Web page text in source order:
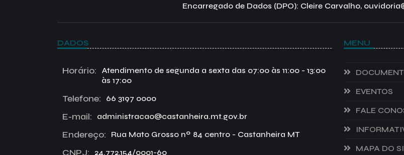
Encarregado de Dados (DPO): Cleire Carvalho,
DADOS
Horário:
Atendimento de segunda a sexta das 07:00 às 11:00 - 13:00
às 17:00
Telefone: 66 3197 0000
E-mail: administracao@castanheira.mt.gov.br
Endereço: Rua Mato Grosso nº 84 centro - Castanheira MT
CNPJ: 24.772.154/0001-60
MENU
EVENTOS
FALE
MAPA DO